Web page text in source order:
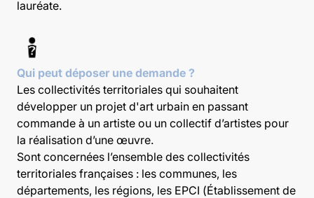
lauréate.
Qui peut déposer une demande ?
Les collectivités territoriales qui souhaitent
développer un projet d'art urbain en passant
commande à un artiste ou un collectif d’artistes pour
la réalisation d’une œuvre.
Sont concernées l’ensemble des collectivités
territoriales françaises : les communes, les
départements, les régions, les EPCI (Établissement de